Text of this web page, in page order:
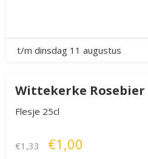
t/m dinsdag 11 augustus
Wittekerke Rosebier
Flesje 25cl
€1,33 €1,00